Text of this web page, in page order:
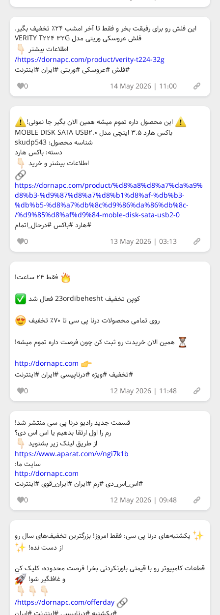
این فلش رو برای رفیقت بخر و فقط تا آخر امشب ۲۴٪ تخفیف بگیر.
فلش عروسکی وریتی مدل VERITY T۲۲۴ ۳۲G
اطلاعات بیشتر
https://dornapc.com/product/verity-t224-32g/
#فلش #عروسکی #وریتی #ایران #اینترنت
0
14 May 2026 | 11:00
این محصول داره تموم میشه همین الان بگیر جا نمونی!
باکس هارد ۳.۵ اینچی مدل MOBLE DISK SATA USB۲.۰
شناسه محصول: skudp543
دسته: باکس هارد
اطلاعات بیشتر و خرید
https://dornapc.com/product/%d8%a8%d8%a7%da%a9%
d8%b3-%d9%87%d8%a7%d8%b1%d8%af-%db%b3-
%db%b5-%d8%a7%db%8c%d9%86%da%86%db%8c-
%d9%85%d8%af%d9%84-moble-disk-sata-usb2-0/
#هارد #باکس #درحال_اتمام
0
13 May 2026 | 03:13
فقط ۲۴ ساعت!
کوپن تخفیف 23ordibehesht فعال شد
روی تمامی محصولات درنا پی سی تا ۷۰٪ تخفیف
همین الان خریدت رو ثبت کن چون فرصت داره تموم میشه!
http://dornapc.com
#تخفیف #ویژه #درناپیسی #ایران #اینترنت
0
12 May 2026 | 11:48
قسمت جدید رادیو درنا پی سی منتشر شد!
رم را اول ارتقا بدهیم یا اس اس دی؟
از طریق لینک زیر بشنوید
https://www.aparat.com/v/ngi7k1b
سایت ما:
http://dornapc.com
#اس_اس_دی #رم #ایران #ایران_قوی #اینترنت
0
12 May 2026 | 09:48
یکشنبه‌های درنا پی سی: فقط امروز! بزرگترین تخفیف‌های سال رو
از دست نده!
قطعات کامپیوتر رو با قیمتی باورنکردنی بخر! فرصت محدوده، کلیک کن
و غافلگیر شو!
https://dornapc.com/offerday/